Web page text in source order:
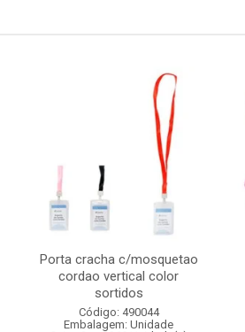
Porta cracha c/mosquetao
cordao vertical color
sortidos
Código: 490044
Embalagem: Unidade